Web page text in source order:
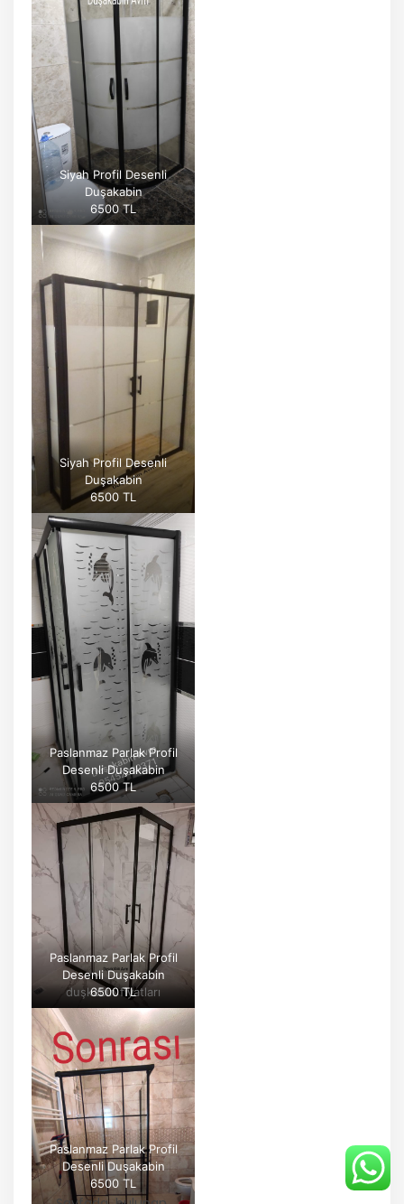
Siyah Profil Desenli
Duşakabin
6500 TL
Siyah Profil Desenli
Duşakabin
6500 TL
Paslanmaz Parlak Profil
Desenli Duşakabin
6500 TL
duşkabin fiyatları
Paslanmaz Parlak Profil
Desenli Duşakabin
6500 TL
Paslanmaz Parlak Profil
Desenli Duşakabin
6500 TL